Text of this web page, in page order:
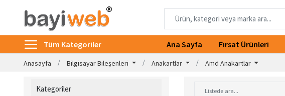
Tüm Kategoriler Ana Sayfa Fırsat Ürünleri
Anasayfa Bilgisayar Bileşenleri Anakartlar Amd Anakartlar
Kategoriler